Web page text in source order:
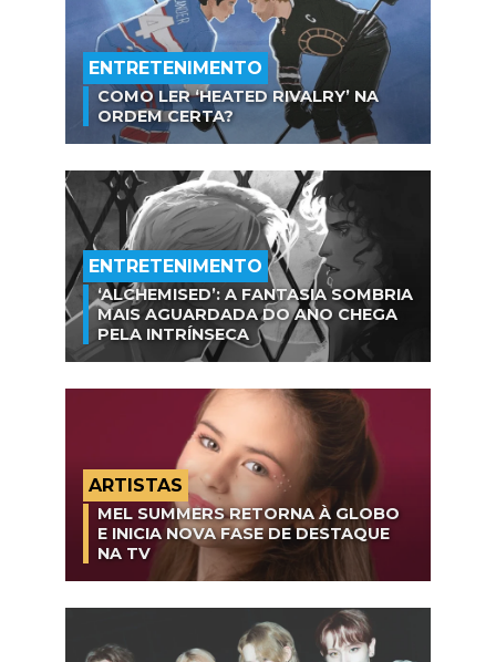
ENTRETENIMENTO
COMO LER ‘HEATED RIVALRY’ NA
ORDEM CERTA?
ENTRETENIMENTO
‘ALCHEMISED’: A FANTASIA SOMBRIA
MAIS AGUARDADA DO ANO CHEGA
PELA INTRÍNSECA
ARTISTAS
MEL SUMMERS RETORNA À GLOBO
E INICIA NOVA FASE DE DESTAQUE
NA TV